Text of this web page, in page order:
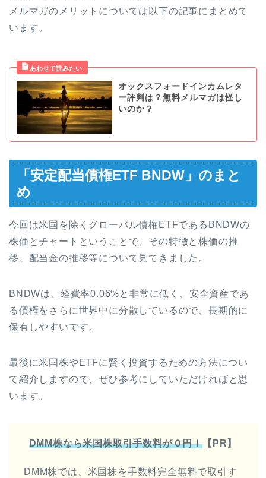
メルマガのメリットについては以下の記事にまとめて
います。
オックスフォードインカムレタ
ー評判は？無料メルマガは怪し
いのか？
「安定配当債権ETF BNDW」のまと
め
今回は米国を除くグローバル債権ETFであるBNDWの
株価とチャートということで、その特徴と株価の推
移、配当金の推移等について見てきました。
BNDWは、経費率0.06%と非常に低く、安全資産であ
る債権をさらに世界中に分散しているので、長期的に
保有しやすいです。
最後に米国株やETFに賢く投資するための方法につい
て紹介しますので、ぜひ参考にしていただければと思
います。
DMM株なら米国株取引手数料が０円！ 【PR】
DMM株では、米国株を手数料完全無料で取引す